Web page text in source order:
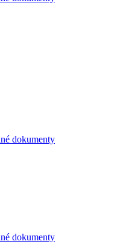
dokumenty
dokumenty